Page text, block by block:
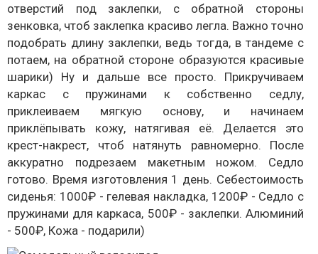
отверстий под заклепки, с обратной стороны
зенковка, чтоб заклепка красиво легла. Важно точно
подобрать длину заклепки, ведь тогда, в тандеме с
потаем, на обратной стороне образуются красивые
шарики) Ну и дальше все просто. Прикручиваем
каркас с пружинами к собственно седлу,
приклеиваем мягкую основу, и начинаем
приклёпывать кожу, натягивая её. Делается это
крест-накрест, чтоб натянуть равномерно. После
аккуратно подрезаем макетным ножом. Седло
готово. Время изготовления 1 день. Себестоимость
сиденья: 1000₽ - гелевая накладка, 1200₽ - Седло с
пружинами для каркаса, 500₽ - заклепки. Алюминий
- 500₽, Кожа - подарили)